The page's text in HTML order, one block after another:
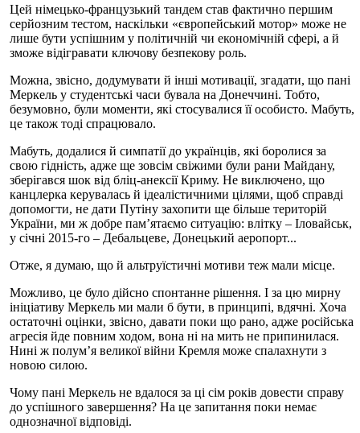
Цей німецько-французький тандем став фактично першим
серйозним тестом, наскільки «європейський мотор» може не
лише бути успішним у політичній чи економічній сфері, а й
зможе відігравати ключову безпекову роль.
Можна, звісно, додумувати й інші мотивації, згадати, що пані
Меркель у студентські часи бувала на Донеччині. Тобто,
безумовно, були моменти, які стосувалися її особисто. Мабуть,
це також тоді спрацювало.
Мабуть, додалися й симпатії до українців, які боролися за
свою гідність, адже ще зовсім свіжими були рани Майдану,
зберігався шок від бліц-анексії Криму. Не виключено, що
канцлерка керувалась й ідеалістичними цілями, щоб справді
допомогти, не дати Путіну захопити ще більше територій
України, ми ж добре пам’ятаємо ситуацію: влітку – Іловайськ,
у січні 2015-го – Дебальцеве, Донецький аеропорт...
Отже, я думаю, що й альтруїстичні мотиви теж мали місце.
Можливо, це було дійсно спонтанне рішення. І за цю мирну
ініціативу Меркель ми мали б бути, в принципі, вдячні. Хоча
остаточні оцінки, звісно, давати поки що рано, адже російська
агресія йде повним ходом, вона ні на мить не припинилася.
Нині ж полум’я великої війни Кремля може спалахнути з
новою силою.
Чому пані Меркель не вдалося за ці сім років довести справу
до успішного завершення? На це запитання поки немає
однозначної відповіді.